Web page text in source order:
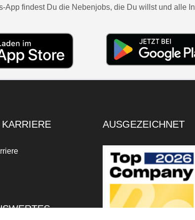
App findest Du die Nebenjobs, die Du willst und alle
AUSGEZEICHNET